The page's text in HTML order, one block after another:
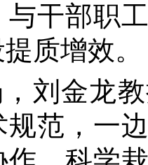
与干部职
质增效。
刘金龙
规范，一